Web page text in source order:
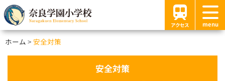
アクセス menu
ホーム 安全対策
安全対策